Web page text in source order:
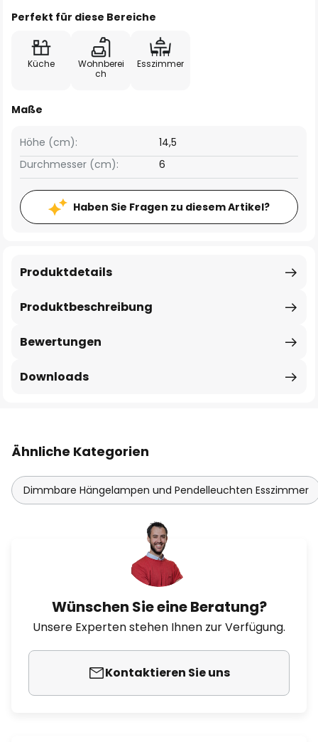
Perfekt für diese Bereiche
Küche
Wohnberei
ch
Esszimmer
Maße
Höhe (cm):
14,5
Durchmesser (cm):
6
Haben Sie Fragen zu diesem Artikel?
Produktbeschreibung
Produktdetails
Bewertungen
Downloads
Ähnliche Kategorien
Dimmbare Hängelampen und Pendelleuchten Esszimmer
Wünschen Sie eine Beratung?
Unsere Experten stehen Ihnen zur Verfügung.
Kontaktieren Sie uns